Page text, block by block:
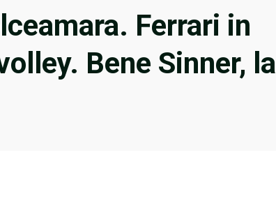
Ferrari in
Bene Sinner, la